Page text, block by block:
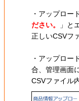
・アップロー
ださい。
」と
正しいCSVフ
・アップロー
合、管理画面
CSVファイル